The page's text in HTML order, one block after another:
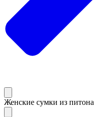
Женские сумки из питона